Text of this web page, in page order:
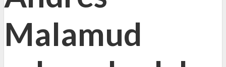
Malamud